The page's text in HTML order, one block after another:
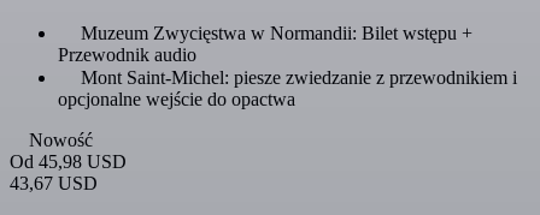
Muzeum Zwycięstwa w Normandii: Bilet wstępu +
Przewodnik audio
Mont Saint-Michel: piesze zwiedzanie z przewodnikiem i
opcjonalne wejście do opactwa
Nowość
Od 45,98 USD
43,67 USD